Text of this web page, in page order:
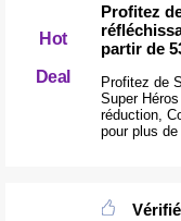
Hot
Deal
Profitez
partir de
Profitez de
Super
réduction,
pour plus de
Vérifié